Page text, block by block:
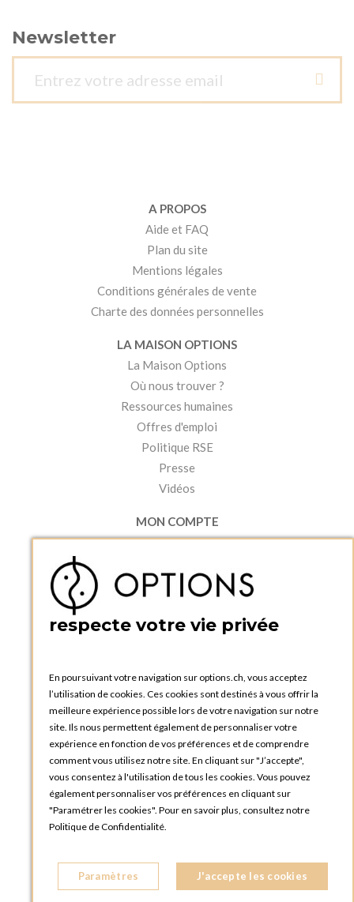
Newsletter
A PROPOS
Aide et FAQ
Plan du site
Mentions légales
Conditions générales de vente
Charte des données personnelles
LA MAISON OPTIONS
La Maison Options
Où nous trouver ?
Ressources humaines
Offres d'emploi
Politique RSE
Presse
Vidéos
MON COMPTE
Accéder à mon compte
Créer un compte
PRATIQUE
Catalogues et bons de commande
Tutoriels
OPTIONS GENÈVE
81, Route du Bois-des-Frères
1219 Le Lignon
SUISSE
OPTIONS ZURICH
respecte votre vie privée
En poursuivant votre navigation sur options.ch, vous acceptez
l’utilisation de cookies. Ces cookies sont destinés à vous offrir la
meilleure expérience possible lors de votre navigation sur notre
site. Ils nous permettent également de personnaliser votre
expérience en fonction de vos préférences et de comprendre
comment vous utilisez notre site. En cliquant sur "J’accepte",
vous consentez à l'utilisation de tous les cookies. Vous pouvez
également personnaliser vos préférences en cliquant sur
"Paramétrer les cookies". Pour en savoir plus, consultez notre
Politique de Confidentialité.
Paramètres J'accepte les cookies